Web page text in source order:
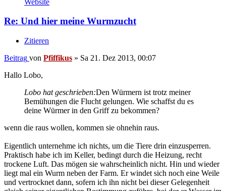
Re: Und hier meine Wurmzucht
Zitieren
Beitrag von Pfiffikus » Sa 21. Dez 2013, 00:07
Hallo Lobo,
Lobo hat geschrieben:Den Würmern ist trotz meiner
Bemühungen die Flucht gelungen. Wie schaffst du es
deine Würmer in den Griff zu bekommen?
wenn die raus wollen, kommen sie ohnehin raus.
Eigentlich unternehme ich nichts, um die Tiere drin einzusperren.
Praktisch habe ich im Keller, bedingt durch die Heizung, recht
trockene Luft. Das mögen sie wahrscheinlich nicht. Hin und wieder
liegt mal ein Wurm neben der Farm. Er windet sich noch eine Weile
und vertrocknet dann, sofern ich ihn nicht bei dieser Gelegenheit